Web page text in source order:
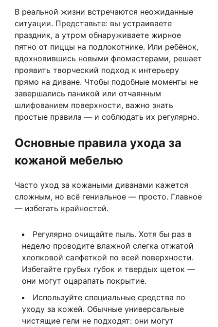
В реальной жизни встречаются неожиданные
ситуации. Представьте: вы устраиваете
праздник, а утром обнаруживаете жирное
пятно от пиццы на подлокотнике. Или ребёнок,
вдохновившись новыми фломастерами, решает
проявить творческий подход к интерьеру
прямо на диване. Чтобы подобные моменты не
завершались паникой или отчаянным
шлифованием поверхности, важно знать
простые правила — и соблюдать их регулярно.
Основные правила ухода за
кожаной мебелью
Часто уход за кожаными диванами кажется
сложным, но всё гениальное — просто. Главное
— избегать крайностей.
Регулярно очищайте пыль. Хотя бы раз в
неделю проводите влажной слегка отжатой
хлопковой салфеткой по всей поверхности.
Избегайте грубых губок и твердых щеток —
они могут оцарапать покрытие.
Используйте специальные средства по
уходу за кожей. Обычные универсальные
чистящие гели не подходят: они могут